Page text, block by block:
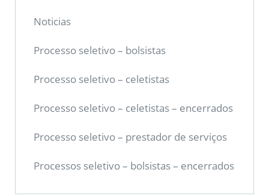
Noticias
Processo seletivo – bolsistas
Processo seletivo – celetistas
Processo seletivo – celetistas – encerrados
Processo seletivo – prestador de serviços
Processos seletivo – bolsistas – encerrados